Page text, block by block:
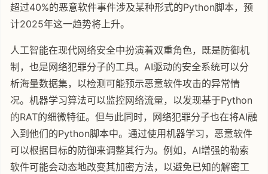
超过40%的恶意软件事件涉及某种形式的Python脚本，预
计2025年这一趋势将上升。
人工智能在现代网络安全中扮演着双重角色，既是防御机
制，也是网络犯罪分子的工具。AI驱动的安全系统可以分
析海量数据集，以检测可能预示恶意软件攻击的异常情
况。机器学习算法可以监控网络流量，以发现基于Python
的RAT的细微特征。但与此同时，网络犯罪分子也在将AI融
入到他们的Python脚本中。通过使用机器学习，恶意软件
可以根据目标的防御来调整其行为。例如，AI增强的勒索
软件可能会动态地改变其加密方法，以避免已知的解密工